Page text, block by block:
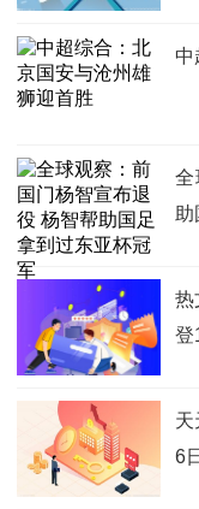
中
全
热
登
天
6